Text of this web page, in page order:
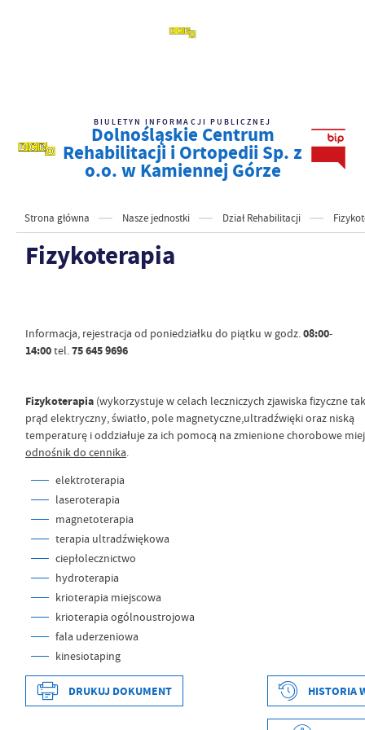
BIULETYN INFORMACJI PUBLICZNEJ
Dolnośląskie Centrum
Rehabilitacji i Ortopedii Sp. z
o.o. w Kamiennej Górze
Strona główna Nasze jednostki Dział Rehabilitacji
Fizykoterapia
Informacja, rejestracja od poniedziałku do piątku w godz.08:00-
14:00tel.75 645 9696
Fizykoterapia(wykorzystuje w celach leczniczych zjawiska fizyczne
prąd elektryczny, światło, pole magnetyczne,ultradźwięki oraz niską
temperaturę i oddziałuje za ich pomocą na zmienione chorobowe
odnośnik do cennika.
elektroterapia
laseroterapia
magnetoterapia
terapia ultradźwiękowa
ciepłolecznictwo
hydroterapia
krioterapia miejscowa
krioterapia ogólnoustrojowa
fala uderzeniowa
kinesiotaping
Data wytworzenia 2022-08-23 08:43:37
Norbert Mazur
DRUKUJ DOKUMENT HISTORIA